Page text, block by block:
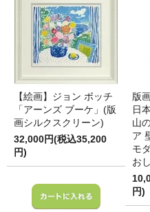
【絵画】ジョン ボッチ
「アーンズ ブーケ」(版
画シルクスクリーン)
32,000円(税込35,200
円)
版
日
山
ア
モ
お
円)